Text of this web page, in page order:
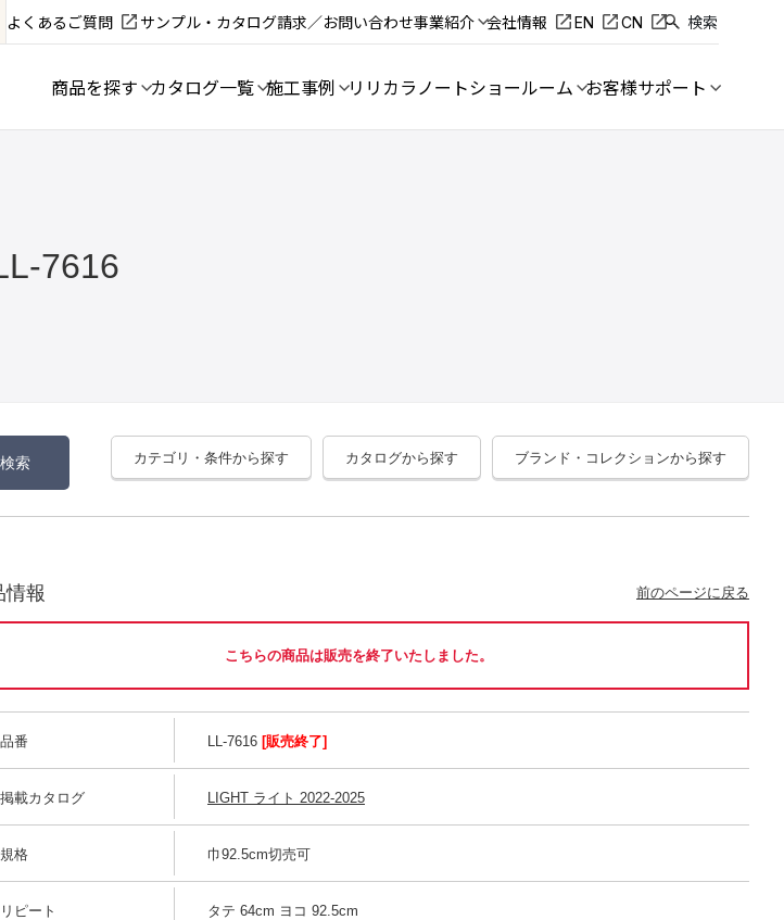
よくあるご質問 サンプル・カタログ請求／お問い合わせ事業紹介 会社情報 EN CN 検索
商品を探す カタログ一覧 施工事例 リリカラノートショールーム お客様サポート
7616
カテゴリ・条件から探す カタログから探す ブランド・コレクションから探す
情報 前のページに戻る
こちらの商品は販売を終了いたしました。
品番 LL-7616 [販売終了]
掲載カタログ LIGHT ライト 2022-2025
規格 巾92.5cm切売可
リピート タテ 64cm ヨコ 92.5cm